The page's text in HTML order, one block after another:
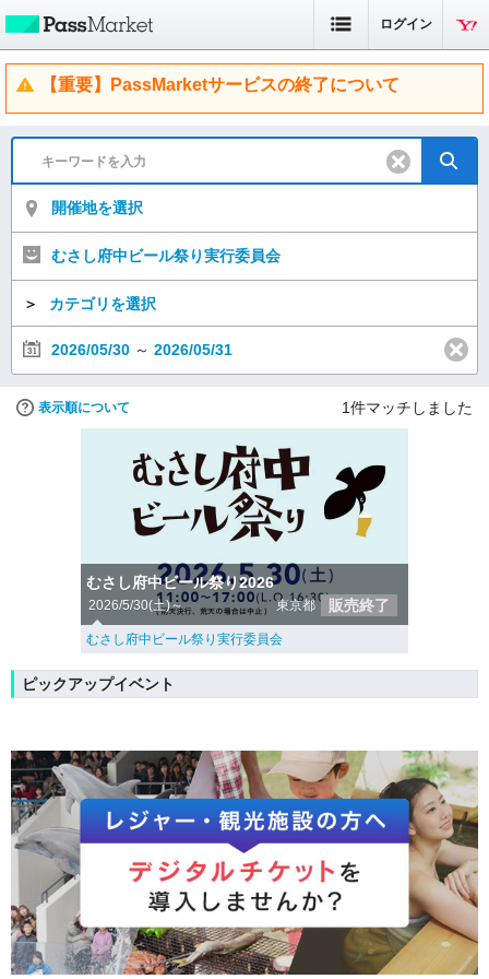
ログイン
【重要】PassMarketサービスの終了について
開催地を選択
むさし府中ビール祭り実行委員会
＞ カテゴリを選択
2026/05/30 ～ 2026/05/31
表示順について 1件マッチしました
むさし府中ビール祭り2026
2026/5/30(土)～ 東京都 販売終了
むさし府中ビール祭り実行委員会
ピックアップイベント